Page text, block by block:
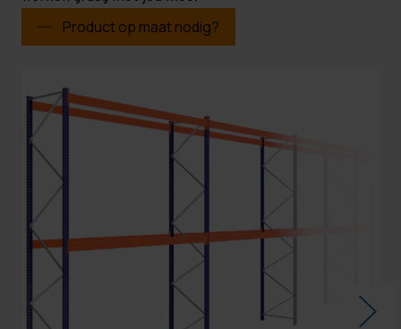
Product op maat nodig?